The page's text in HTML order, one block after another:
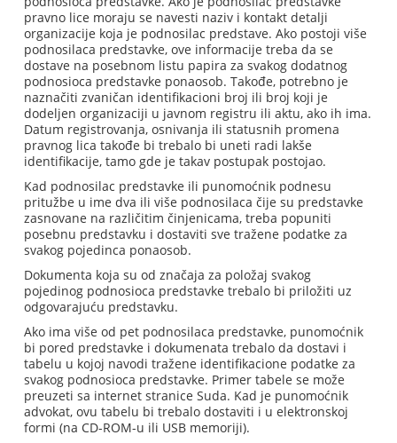
pravno lice moraju se navesti naziv i kontakt detalji
organizacije koja je podnosilac predstave. Ako postoji više
podnosilaca predstavke, ove informacije treba da se
dostave na posebnom listu papira za svakog dodatnog
podnosioca predstavke ponaosob. Takođe, potrebno je
naznačiti zvaničan identifikacioni broj ili broj koji je
dodeljen organizaciji u javnom registru ili aktu, ako ih ima.
Datum registrovanja, osnivanja ili statusnih promena
pravnog lica takođe bi trebalo bi uneti radi lakše
identifikacije, tamo gde je takav postupak postojao.
Kad podnosilac predstavke ili punomoćnik podnesu
pritužbe u ime dva ili više podnosilaca čije su predstavke
zasnovane na različitim činjenicama, treba popuniti
posebnu predstavku i dostaviti sve tražene podatke za
svakog pojedinca ponaosob.
Dokumenta koja su od značaja za položaj svakog
pojedinog podnosioca predstavke trebalo bi priložiti uz
odgovarajuću predstavku.
Ako ima više od pet podnosilaca predstavke, punomoćnik
bi pored predstavke i dokumenata trebalo da dostavi i
tabelu u kojoj navodi tražene identifikacione podatke za
svakog podnosioca predstavke. Primer tabele se može
preuzeti sa internet stranice Suda. Kad je punomoćnik
advokat, ovu tabelu bi trebalo dostaviti i u elektronskoj
formi (na CD-ROM-u ili USB memoriji).